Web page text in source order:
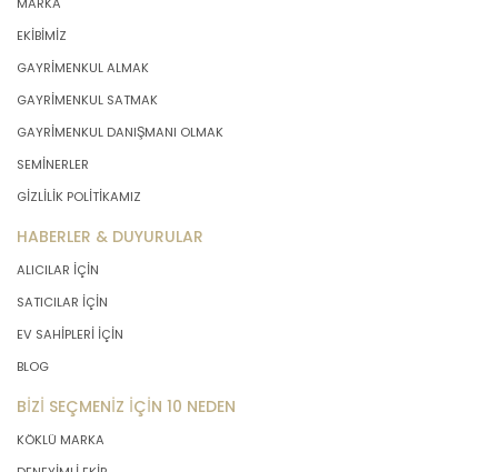
MARKA
EKİBİMİZ
GAYRİMENKUL ALMAK
GAYRİMENKUL SATMAK
GAYRİMENKUL DANIŞMANI OLMAK
SEMİNERLER
GİZLİLİK POLİTİKAMIZ
HABERLER & DUYURULAR
ALICILAR İÇİN
SATICILAR İÇİN
EV SAHİPLERİ İÇİN
BLOG
BİZİ SEÇMENİZ İÇİN 10 NEDEN
KÖKLÜ MARKA